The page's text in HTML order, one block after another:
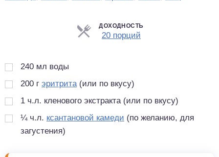
ДОХОДНОСТЬ
20 порций
240 мл воды
200 г эритрита(или по вкусу)
1 ч.л. кленового экстракта (или по вкусу)
¼ ч.л. ксантановой камеди (по желанию, для
загустения)